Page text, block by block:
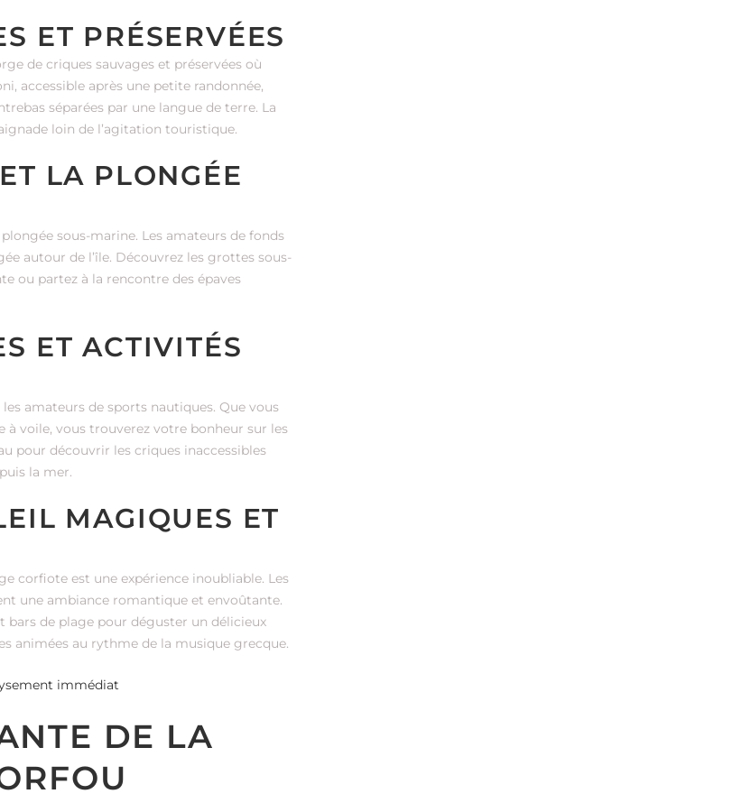
ET PRÉSERVÉES
de criques sauvages et préservées où
accessible après une petite randonnée,
séparées par une langue de terre. La
loin de l’agitation touristique.
LA PLONGÉE
sous-marine. Les amateurs de fonds
autour de l’île. Découvrez les grottes sous-
ou partez à la rencontre des épaves
ET ACTIVITÉS
amateurs de sports nautiques. Que vous
à voile, vous trouverez votre bonheur sur les
pour découvrir les criques inaccessibles
la mer.
MAGIQUES ET
corfiote est une expérience inoubliable. Les
une ambiance romantique et envoûtante.
bars de plage pour déguster un délicieux
animées au rythme de la musique grecque.
immédiat
DE LA